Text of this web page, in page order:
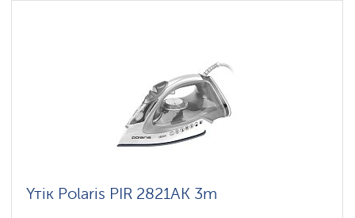
Үтік Polaris PIR 2821AK 3m